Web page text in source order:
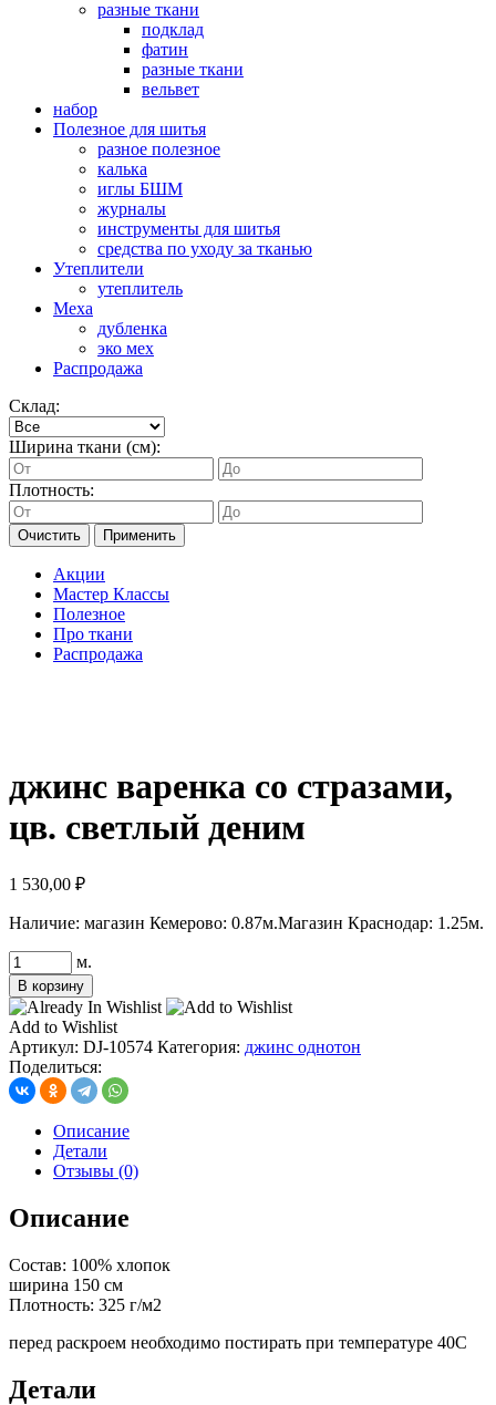
разные ткани
подклад
фатин
разные ткани
вельвет
набор
Полезное для шитья
разное полезное
калька
иглы БШМ
журналы
инструменты для шитья
средства по уходу за тканью
Утеплители
утеплитель
Меха
дубленка
эко мех
Распродажа
Склад:
Ширина ткани (см):
Плотность:
Очистить Применить
Акции
Мастер Классы
Полезное
Про ткани
Распродажа
джинс варенка со стразами,
цв. светлый деним
1 530,00 ₽
Наличие: магазин Кемерово: 0.87м.Магазин Краснодар: 1.25м.
Количество
товара
джинс
варенка
со
стразами,
цв.
светлый
м.
В корзину
Add to Wishlist
Артикул: DJ-10574 Категория: джинс однотон
Поделиться:
Описание
Детали
Отзывы (0)
Описание
Состав: 100% хлопок
ширина 150 см
Плотность: 325 г/м2
перед раскроем необходимо постирать при температуре 40С
Детали